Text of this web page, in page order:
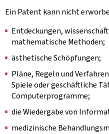
Ein Patent kann nicht
Entdeckungen,
mathematische Methoden;
ästhetische Schöpfungen;
Pläne, Regeln und
Spiele oder geschäftliche
Computerprogramme;
die Wiedergabe von
medizinische